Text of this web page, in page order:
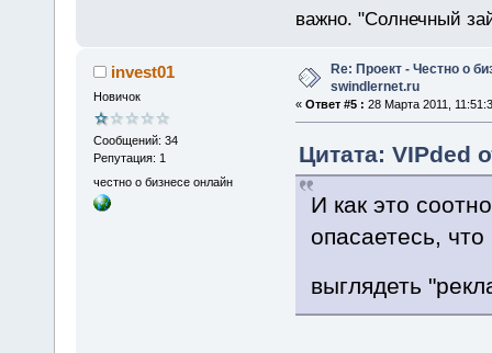
важно. "Солнечный
invest01
Новичок
Сообщений: 34
Репутация: 1
честно о бизнесе онлайн
Re: Проект - Честно о
swindlernet.ru
« Ответ #5 : 28 Марта 2011,
Цитата: VIPded
И как это
опасаетесь,
выглядеть